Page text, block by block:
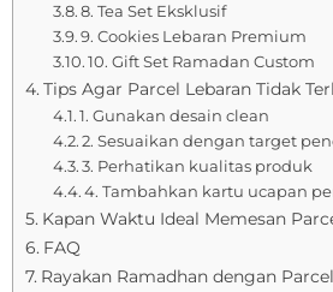
8. Tea Set Eksklusif
9. Cookies Lebaran Premium
10. Gift Set Ramadan Custom
Tips Agar Parcel Lebaran Tidak
1. Gunakan desain clean
2. Sesuaikan dengan target
3. Perhatikan kualitas produk
4. Tambahkan kartu ucapan
Kapan Waktu Ideal Memesan
FAQ
Rayakan Ramadhan dengan